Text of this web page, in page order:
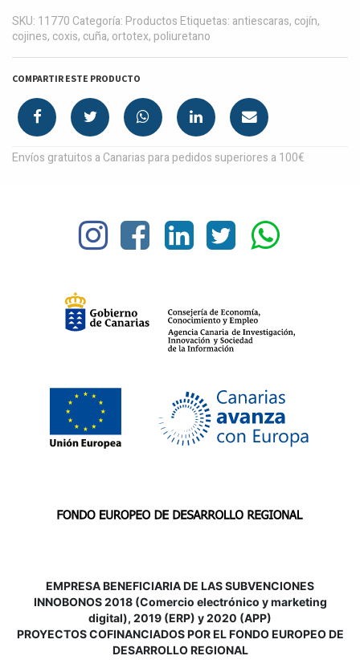
SKU: 11770 Categoría: Productos Etiquetas: antiescaras, cojín,
cojines, coxis, cuña, ortotex, poliuretano
COMPARTIR ESTE PRODUCTO
Envíos gratuitos a Canarias para pedidos superiores a 100€
EMPRESA BENEFICIARIA DE LAS SUBVENCIONES
INNOBONOS 2018 (Comercio electrónico y marketing
digital), 2019 (ERP) y 2020 (APP)
PROYECTOS COFINANCIADOS POR EL FONDO EUROPEO DE
DESARROLLO REGIONAL